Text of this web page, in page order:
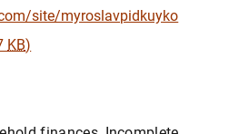
site/myroslavpidkuyko
KB)